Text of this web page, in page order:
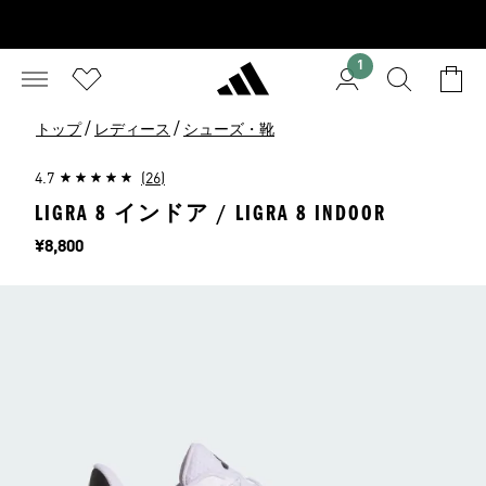
1
トップ / レディース / シューズ・靴
4.7 (26)
LIGRA 8 インドア / LIGRA 8 INDOOR
価格
¥8,800